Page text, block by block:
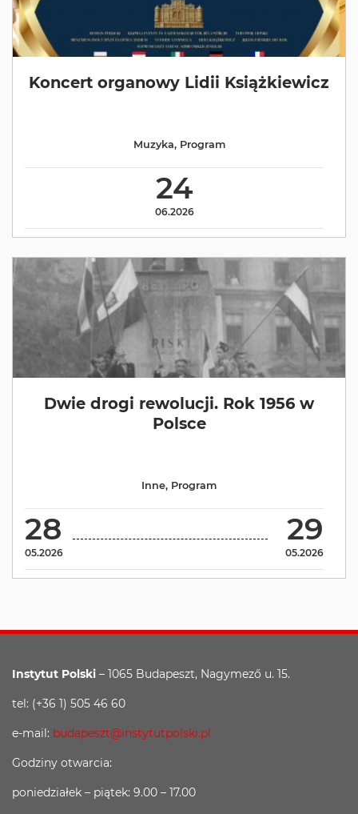
Koncert organowy Lidii Książkiewicz
24
06.2026
Muzyka, Program
Dwie drogi rewolucji. Rok 1956 w
Polsce
28
05.2026
29
05.2026
Inne, Program
Instytut Polski – 1065 Budapeszt, Nagymező u. 15.
tel: (+36 1) 505 46 60
e-mail: budapeszt@instytutpolski.pl
Godziny otwarcia:
poniedziałek – piątek: 9.00 – 17.00